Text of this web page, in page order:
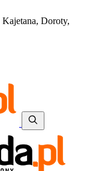
Kajetana, Doroty,